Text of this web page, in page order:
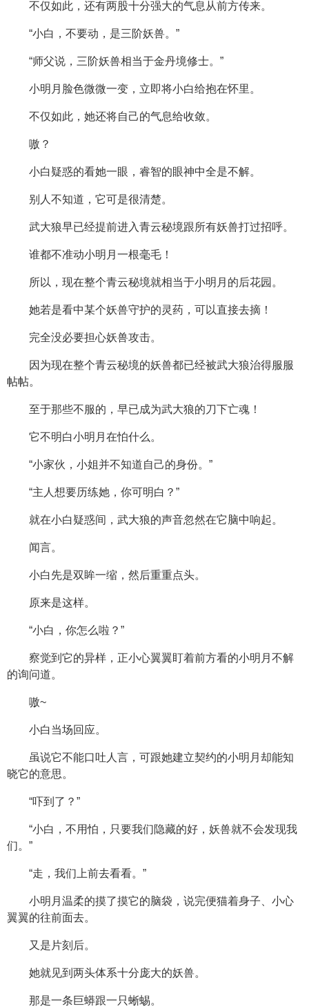
不仅如此，还有两股十分强大的气息从前方传来。
“小白，不要动，是三阶妖兽。”
“师父说，三阶妖兽相当于金丹境修士。”
小明月脸色微微一变，立即将小白给抱在怀里。
不仅如此，她还将自己的气息给收敛。
嗷？
小白疑惑的看她一眼，睿智的眼神中全是不解。
别人不知道，它可是很清楚。
武大狼早已经提前进入青云秘境跟所有妖兽打过招呼。
谁都不准动小明月一根毫毛！
所以，现在整个青云秘境就相当于小明月的后花园。
她若是看中某个妖兽守护的灵药，可以直接去摘！
完全没必要担心妖兽攻击。
因为现在整个青云秘境的妖兽都已经被武大狼治得服服
帖帖。
至于那些不服的，早已成为武大狼的刀下亡魂！
它不明白小明月在怕什么。
“小家伙，小姐并不知道自己的身份。”
“主人想要历练她，你可明白？”
就在小白疑惑间，武大狼的声音忽然在它脑中响起。
闻言。
小白先是双眸一缩，然后重重点头。
原来是这样。
“小白，你怎么啦？”
察觉到它的异样，正小心翼翼盯着前方看的小明月不解
的询问道。
嗷~
小白当场回应。
虽说它不能口吐人言，可跟她建立契约的小明月却能知
晓它的意思。
“吓到了？”
“小白，不用怕，只要我们隐藏的好，妖兽就不会发现我
们。”
“走，我们上前去看看。”
小明月温柔的摸了摸它的脑袋，说完便猫着身子、小心
翼翼的往前面去。
又是片刻后。
她就见到两头体系十分庞大的妖兽。
那是一条巨蟒跟一只蜥蜴。